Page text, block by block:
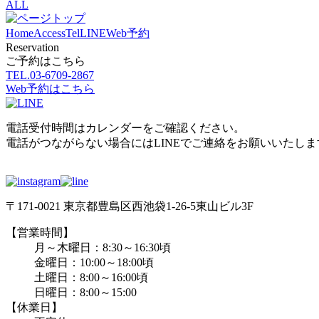
ALL
HomeAccessTelLINEWeb予約
Reservation
ご予約はこちら
TEL.03-6709-2867
Web予約はこちら
電話受付時間はカレンダーをご確認ください。
電話がつながらない場合にはLINEでご連絡をお願いいたし
〒171-0021 東京都豊島区西池袋1-26-5東山ビル3F
【営業時間】
月～木曜日：8:30～16:30頃
金曜日：10:00～18:00頃
土曜日：8:00～16:00頃
日曜日：8:00～15:00
【休業日】